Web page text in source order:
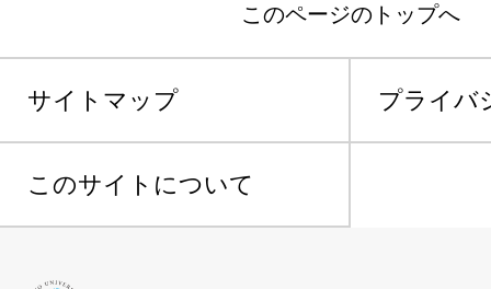
このページのトップへ
サイトマップ プライバ
このサイトについて